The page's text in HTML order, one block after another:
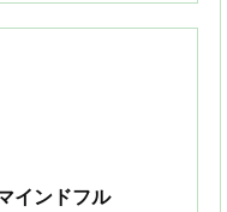
インドフル